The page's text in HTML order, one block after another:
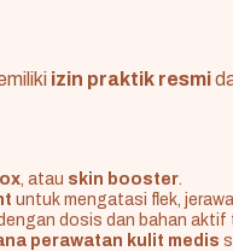
izin praktik resmi
, atau skin booster
untuk mengatasi flek,
dosis dan bahan aktif
perawatan kulit medis